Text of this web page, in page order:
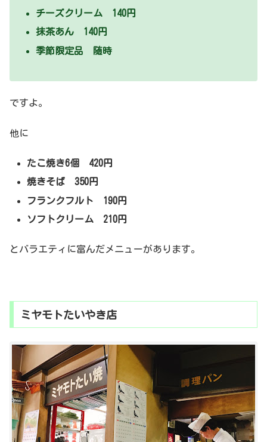
チーズクリーム 140円
抹茶あん 140円
季節限定品 随時
ですよ。
他に
たこ焼き6個 420円
焼きそば 350円
フランクフルト 190円
ソフトクリーム 210円
とバラエティに富んだメニューがあります。
ミヤモトたいやき店